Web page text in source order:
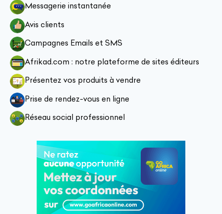
Messagerie instantanée
Avis clients
Campagnes Emails et SMS
Afrikad.com : notre plateforme de sites éditeurs
Présentez vos produits à vendre
Prise de rendez-vous en ligne
Réseau social professionnel